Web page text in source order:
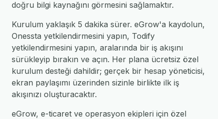
doğru bilgi kaynağını görmesini sağlamaktır.
Kurulum yaklaşık 5 dakika sürer. eGrow'a kaydolun,
Onessta yetkilendirmesini yapın, Todify
yetkilendirmesini yapın, aralarında bir iş akışını
sürükleyip bırakın ve açın. Her plana ücretsiz özel
kurulum desteği dahildir; gerçek bir hesap yöneticisi,
ekran paylaşımı üzerinden sizinle birlikte ilk iş
akışınızı oluşturacaktır.
eGrow, e-ticaret ve operasyon ekipleri için özel